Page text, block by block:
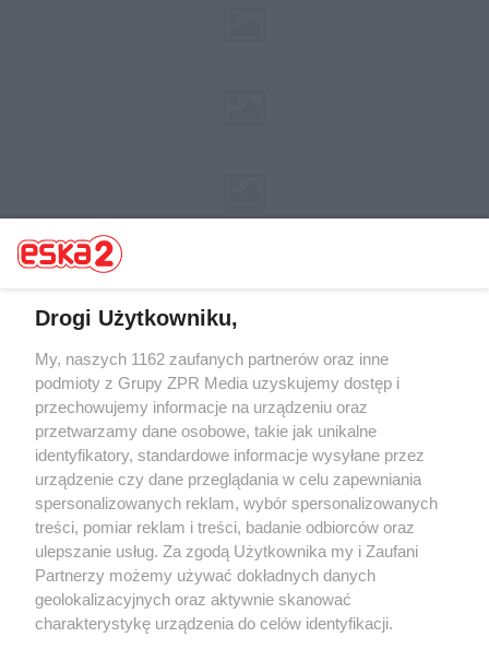
Żaden utwór zamieszczony w serwisie nie może być powielany i
rozpowszechniany lub dalej rozpowszechniany w jakikolwiek sposób (w
tym także elektroniczny lub mechaniczny) na jakimkolwiek polu
eksploatacji w jakiejkolwiek formie, włącznie z umieszczaniem w
Internecie bez pisemnej zgody właściciela praw. Jakiekolwiek użycie lub
wykorzystanie utworów w całości lub w części z naruszeniem prawa,
tzn. bez właściwej zgody, jest zabronione pod groźbą kary i może być
ścigane prawnie.
Drogi Użytkowniku,
My, naszych 1162 zaufanych partnerów oraz inne
podmioty z Grupy ZPR Media uzyskujemy dostęp i
przechowujemy informacje na urządzeniu oraz
przetwarzamy dane osobowe, takie jak unikalne
identyfikatory, standardowe informacje wysyłane przez
urządzenie czy dane przeglądania w celu zapewniania
spersonalizowanych reklam, wybór spersonalizowanych
treści, pomiar reklam i treści, badanie odbiorców oraz
ulepszanie usług. Za zgodą Użytkownika my i Zaufani
Partnerzy możemy używać dokładnych danych
geolokalizacyjnych oraz aktywnie skanować
charakterystykę urządzenia do celów identyfikacji.